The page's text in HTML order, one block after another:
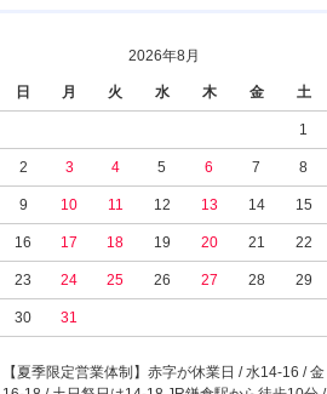
2026年8月
日 月 火 水 木 金 土
1
2 3 4 5 6 7 8
9 10 11 12 13 14 15
16 17 18 19 20 21 22
23 24 25 26 27 28 29
30 31
【夏季限定営業体制】赤字が休業日 / 水14-16 / 金